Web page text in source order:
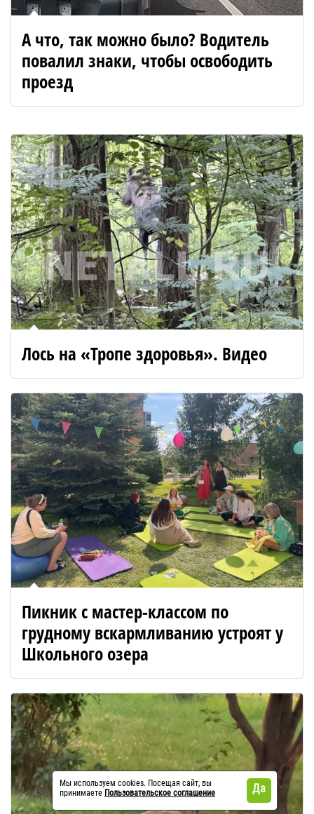
А что, так можно было? Водитель
повалил знаки, чтобы освободить
проезд
Лось на «Тропе здоровья». Видео
Пикник с мастер-классом по
грудному вскармливанию устроят у
Школьного озера
Мы используем cookies. Посещая сайт, вы
принимаете Пользовательское соглашение Да